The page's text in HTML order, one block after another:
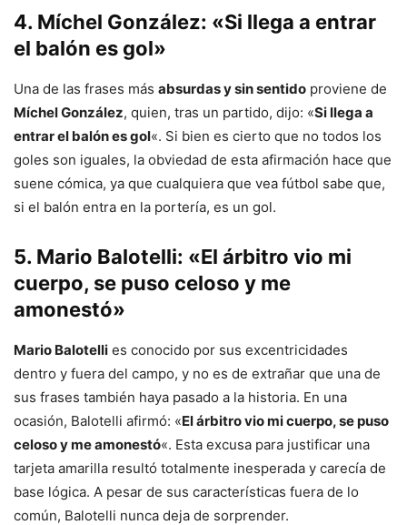
4. Míchel González: «Si llega a entrar
el balón es gol»
Una de las frases más absurdas y sin sentido proviene de
Míchel González, quien, tras un partido, dijo: «Si llega a
entrar el balón es gol«. Si bien es cierto que no todos los
goles son iguales, la obviedad de esta afirmación hace que
suene cómica, ya que cualquiera que vea fútbol sabe que,
si el balón entra en la portería, es un gol.
5. Mario Balotelli: «El árbitro vio mi
cuerpo, se puso celoso y me
amonestó»
Mario Balotelli es conocido por sus excentricidades
dentro y fuera del campo, y no es de extrañar que una de
sus frases también haya pasado a la historia. En una
ocasión, Balotelli afirmó: «El árbitro vio mi cuerpo, se puso
celoso y me amonestó«. Esta excusa para justificar una
tarjeta amarilla resultó totalmente inesperada y carecía de
base lógica. A pesar de sus características fuera de lo
común, Balotelli nunca deja de sorprender.